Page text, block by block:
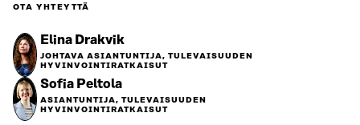
OTA YHTEYTTÄ
Elina Drakvik
JOHTAVA ASIANTUNTIJA, TULEVAISUUDEN
HYVINVOINTIRATKAISUT
Sofia Peltola
ASIANTUNTIJA, TULEVAISUUDEN
HYVINVOINTIRATKAISUT